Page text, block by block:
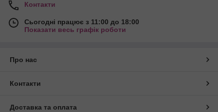
Контакти
Сьогодні працює з 11:00 до 18:00
Показати весь графік роботи
Про нас
Контакти
Доставка та оплата